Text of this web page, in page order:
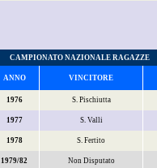
CAMPIONATO NAZIONALE RAGAZZE
ANNO VINCITORE
1976 S. Pischiutta
1977 S. Valli
1978 S. Fertito
1979/82 Non Disputato